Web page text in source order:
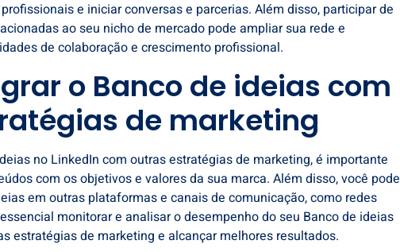
e iniciar conversas e parcerias. Além disso, participar de
ao seu nicho de mercado pode ampliar sua rede e
de colaboração e crescimento profissional.
o Banco de ideias com
de marketing
no LinkedIn com outras estratégias de marketing, é importante
com os objetivos e valores da sua marca. Além disso, você pode
em outras plataformas e canais de comunicação, como redes
monitorar e analisar o desempenho do seu Banco de ideias
estratégias de marketing e alcançar melhores resultados.